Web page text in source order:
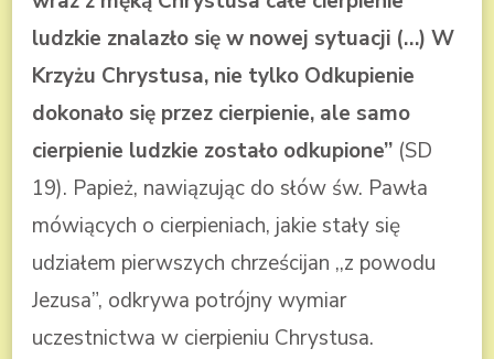
ludzkie znalazło się w nowej sytuacji (…) W
Krzyżu Chrystusa, nie tylko Odkupienie
dokonało się przez cierpienie, ale samo
cierpienie ludzkie zostało odkupione” (SD
19). Papież, nawiązując do słów św. Pawła
mówiących o cierpieniach, jakie stały się
udziałem pierwszych chrześcijan ,,z powodu
Jezusa”, odkrywa potrójny wymiar
uczestnictwa w cierpieniu Chrystusa.